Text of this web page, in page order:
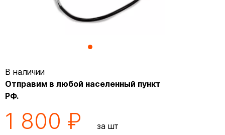
В наличии
Отправим в любой населенный пункт
РФ.
1 800 ₽ за шт